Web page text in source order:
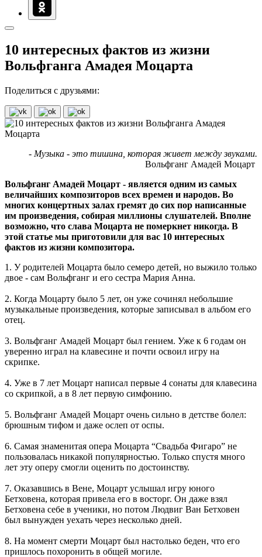
10 интересных фактов из жизни
Вольфганга Амадея Моцарта
Поделиться с друзьями:
- Музыка - это тишина, которая живет между звуками.
Вольфганг Амадей Моцарт
Вольфганг Амадей Моцарт - является одним из самых
величайших композиторов всех времен и народов. Во
многих концертных залах гремят до сих пор написанные
им произведения, собирая миллионы слушателей. Вполне
возможно, что слава Моцарта не померкнет никогда. В
этой статье мы приготовили для вас 10 интересных
фактов из жизни композитора.
1. У родителей Моцарта было семеро детей, но выжило только
двое - сам Вольфганг и его сестра Мария Анна.
2. Когда Моцарту было 5 лет, он уже сочинял небольшие
музыкальные произведения, которые записывал в альбом его
отец.
3. Вольфганг Амадей Моцарт был гением. Уже к 6 годам он
уверенно играл на клавесине и почти освоил игру на
скрипке.
4. Уже в 7 лет Моцарт написал первые 4 сонаты для клавесина
со скрипкой, а в 8 лет первую симфонию.
5. Вольфганг Амадей Моцарт очень сильно в детстве болел:
брюшным тифом и даже ослеп от оспы.
6. Самая знаменитая опера Моцарта “Свадьба Фигаро” не
пользовалась никакой популярностью. Только спустя много
лет эту оперу смогли оценить по достоинству.
7. Оказавшись в Вене, Моцарт услышал игру юного
Бетховена, которая привела его в восторг. Он даже взял
Бетховена себе в ученики, но потом Людвиг Ван Бетховен
был вынужден уехать через несколько дней.
8. На момент смерти Моцарт был настолько беден, что его
пришлось похоронить в общей могиле.